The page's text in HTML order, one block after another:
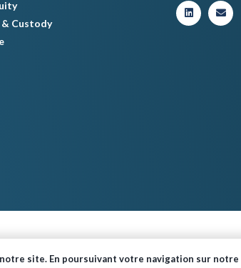
Custody
site. En poursuivant votre navigation sur